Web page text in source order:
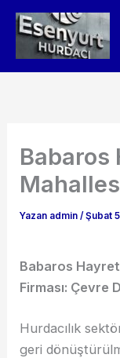
İçeriğe
atla
Babaros
Yazan admin/Şubat
Babaros
Firması: Çevre
Hurdacılık
geri